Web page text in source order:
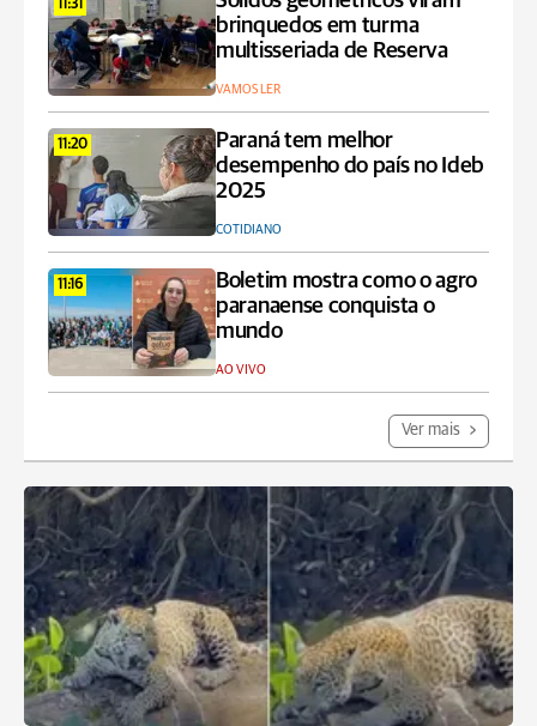
11:31
brinquedos em turma
multisseriada de Reserva
VAMOS LER
11:20
Paraná tem melhor
desempenho do país no Ideb
2025
COTIDIANO
11:16
Boletim mostra como o agro
paranaense conquista o
mundo
AO VIVO
Ver mais